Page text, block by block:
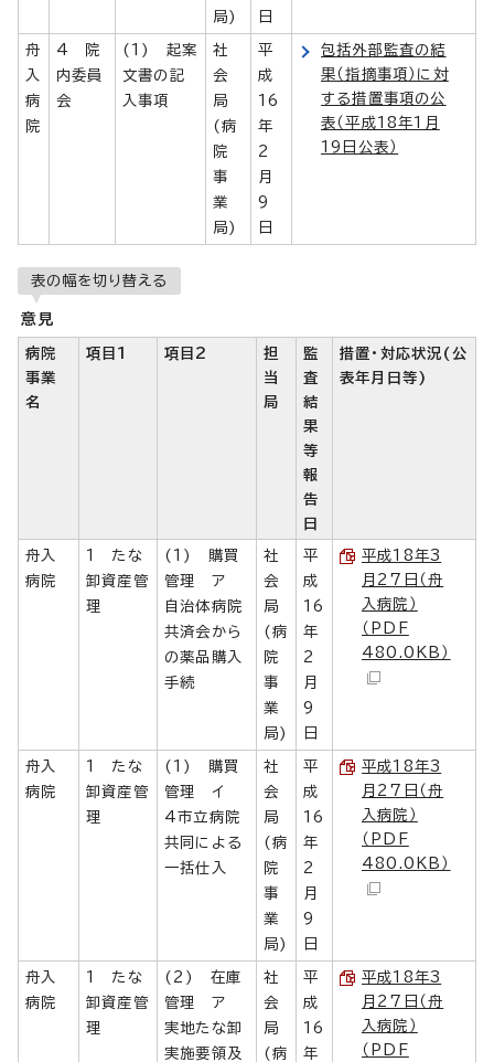
局)
日
舟
入
病
院
4 院
内委員
会
(1) 起案
文書の記
入事項
社
会
局
(病
院
事
業
局)
平
成
16
年
2
月
9
日
包括外部監査の結
果（指摘事項）に対
する措置事項の公
表（平成18年1月
19日公表）
表の幅を切り替える
意見
病院
事業
名
項目1 項目2
担
当
局
監
査
結
果
等
報
告
日
措置・対応状況(公
表年月日等)
舟入
病院
1 たな
卸資産管
理
(1) 購買
管理 ア
自治体病院
共済会から
の薬品購入
手続
社
会
局
(病
院
事
業
局)
平
成
16
年
2
月
9
日
平成18年3
月27日（舟
入病院）
（PDF
480.0KB）
舟入
病院
1 たな
卸資産管
理
(1) 購買
管理 イ
4市立病院
共同による
一括仕入
社
会
局
(病
院
事
業
局)
平
成
16
年
2
月
9
日
平成18年3
月27日（舟
入病院）
（PDF
480.0KB）
舟入
病院
1 たな
卸資産管
理
(2) 在庫
管理 ア
実地たな卸
実施要領及
社
会
局
(病
平
成
16
年
平成18年3
月27日（舟
入病院）
（PDF